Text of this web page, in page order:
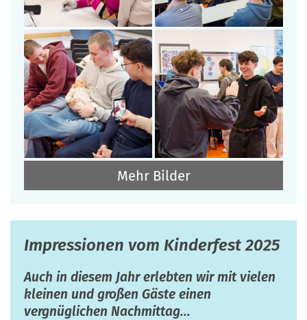
Mehr Bilder
Impressionen vom Kinderfest 2025
Auch in diesem Jahr erlebten wir mit vielen
kleinen und großen Gäste einen
vergnüglichen Nachmittag...